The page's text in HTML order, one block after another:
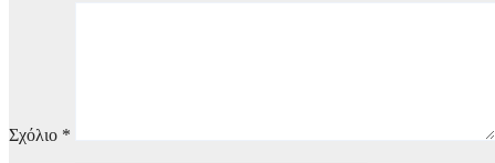
Σχόλιο *